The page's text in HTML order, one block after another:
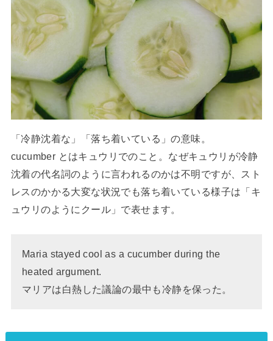
「冷静沈着な」「落ち着いている」の意味。
cucumber とはキュウリでのこと。なぜキュウリが冷静
沈着の代名詞のように言われるのかは不明ですが、スト
レスのかかる大変な状況でも落ち着いている様子は「キ
ュウリのようにクール」で表せます。
Maria stayed cool as a cucumber during the
heated argument.
マリアは白熱した議論の最中も冷静を保った。